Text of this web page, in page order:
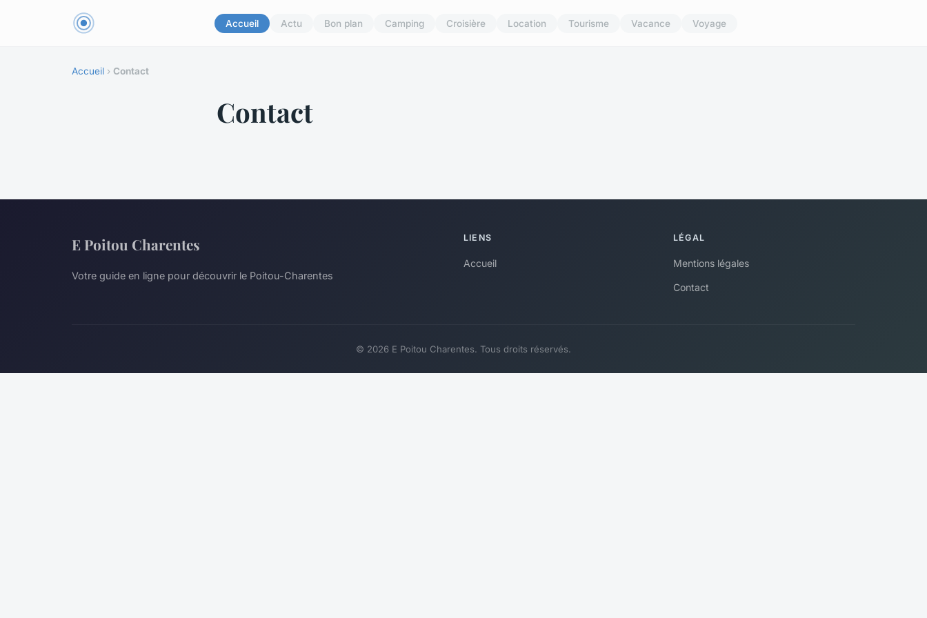
Accueil Actu Bon plan Camping Croisière Location Tourisme Vacance Voyage
Accueil › Contact
Contact
E Poitou Charentes
Votre guide en ligne pour découvrir le Poitou-Charentes
LIENS
Accueil
LÉGAL
Mentions légales
Contact
© 2026 E Poitou Charentes. Tous droits réservés.